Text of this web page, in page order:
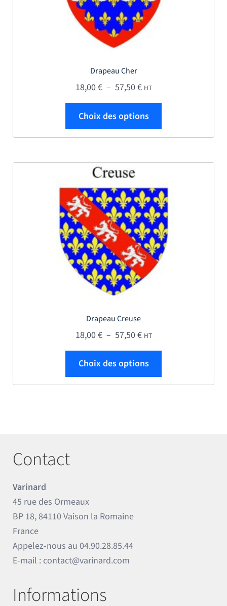
Drapeau Cher
18,00€ – 57,50€Plage de prix : 18,00 €
HT
Choix des options
Drapeau Creuse
18,00€ – 57,50€Plage de prix : 18,00 €
HT
Choix des options
Contact
Varinard
45 rue des Ormeaux
BP 18, 84110 Vaison la Romaine
France
Appelez-nous au04.90.28.85.44
E-mail : contact@varinard.com
Informations